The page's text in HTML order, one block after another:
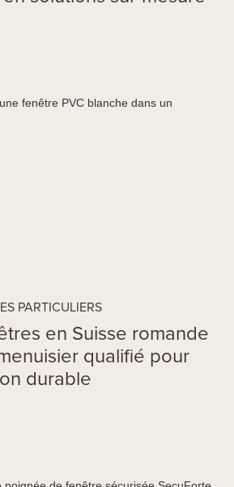
PARTICULIERS
en Suisse romande
qualifié pour
durable